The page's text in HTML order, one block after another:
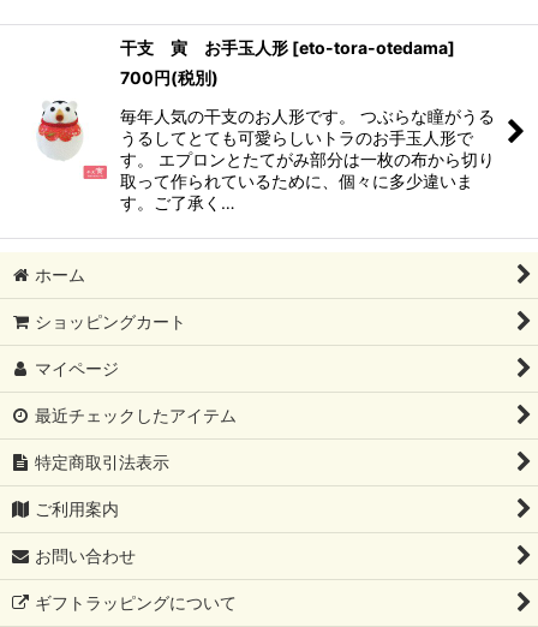
干支 寅 お手玉人形 [eto-tora-otedama]
700円(税別)
毎年人気の干支のお人形です。 つぶらな瞳がうる
うるしてとても可愛らしいトラのお手玉人形で
す。 エプロンとたてがみ部分は一枚の布から切り
取って作られているために、個々に多少違いま
す。ご了承く…
ホーム
ショッピングカート
マイページ
最近チェックしたアイテム
特定商取引法表示
ご利用案内
お問い合わせ
ギフトラッピングについて